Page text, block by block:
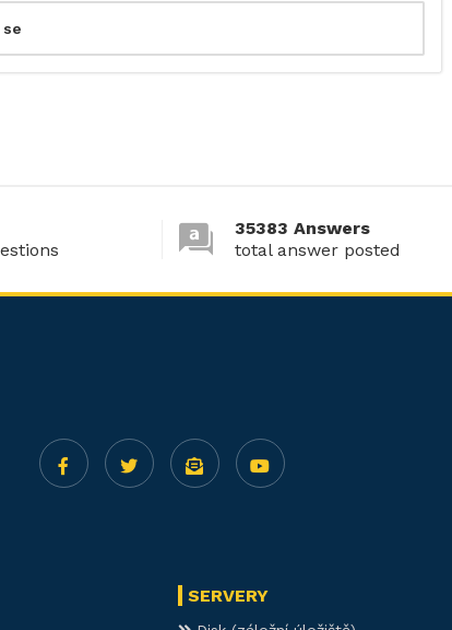
35383 Answers
total answer posted
SERVERY